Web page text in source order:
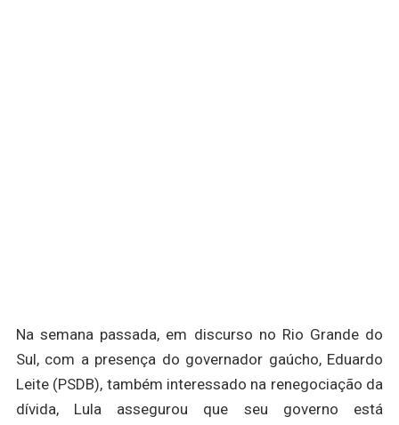
Na semana passada, em discurso no Rio Grande do
Sul, com a presença do governador gaúcho, Eduardo
Leite (PSDB), também interessado na renegociação da
dívida, Lula assegurou que seu governo está